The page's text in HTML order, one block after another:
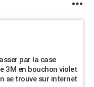
par la case
3M en bouchon violet
se trouve sur internet